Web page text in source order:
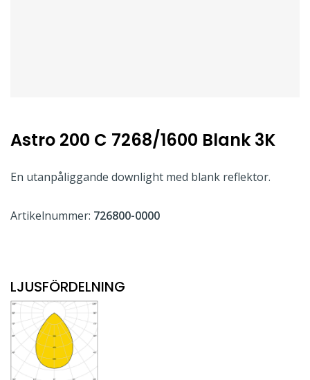
Astro 200 C 7268/1600 Blank 3K
En utanpåliggande downlight med blank reflektor.
Artikelnummer: 726800-0000
LJUSFÖRDELNING